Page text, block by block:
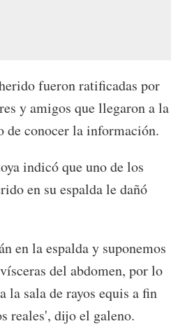
fueron ratificadas por
y amigos que llegaron a la
de conocer la información.
indicó que uno de los
en su espalda le dañó
en la espalda y suponemos
del abdomen, por lo
la sala de rayos equis a fin
reales', dijo el galeno.